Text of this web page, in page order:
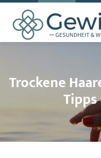
Trockene